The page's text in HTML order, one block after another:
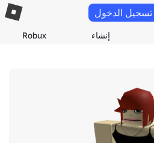
إنشاء Robux
تسجيل الدخول